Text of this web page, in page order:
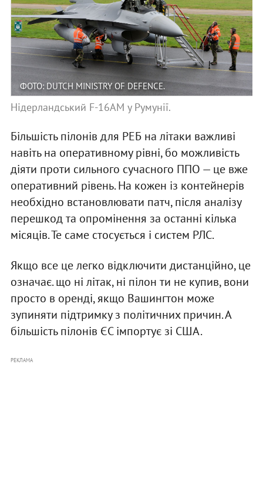
ФОТО: DUTCH MINISTRY OF DEFENCE.
Нідерландський F-16AM у Румунії.
Більшість пілонів для РЕБ на літаки важливі
навіть на оперативному рівні, бо можливість
діяти проти сильного сучасного ППО — це вже
оперативний рівень. На кожен із контейнерів
необхідно встановлювати патч, після аналізу
перешкод та опромінення за останні кілька
місяців. Те саме стосується і систем РЛС.
Якщо все це легко відключити дистанційно, це
означає. що ні літак, ні пілон ти не купив, вони
просто в оренді, якщо Вашингтон може
зупиняти підтримку з політичних причин. А
більшість пілонів ЄС імпортує зі США.
РЕКЛАМА